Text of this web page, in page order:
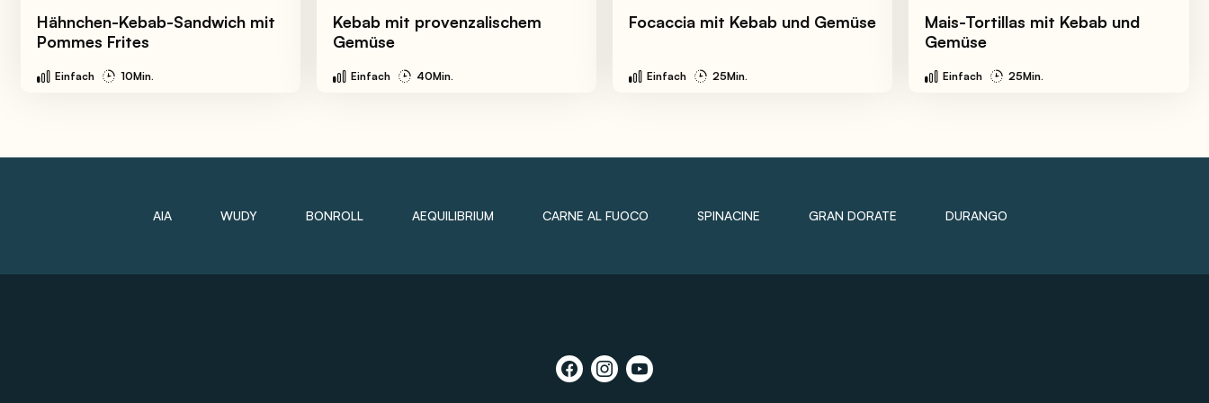
Hähnchen-Kebab-Sandwich mit
Pommes Frites
Einfach 10Min.
Kebab mit provenzalischem
Gemüse
Einfach 40Min.
Focaccia mit Kebab und Gemüse
Einfach 25Min.
Mais-Tortillas mit Kebab und
Gemüse
Einfach 25Min.
AIA WUDY BONROLL AEQUILIBRIUM CARNE AL FUOCO SPINACINE GRAN DORATE DURANGO